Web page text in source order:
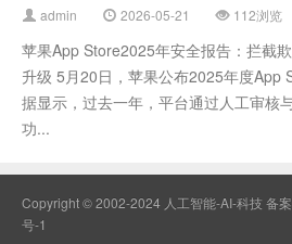
admin 2026-05-21 112浏览
苹果App Store2025年安全报告：拦截
升级 5月20日，苹果公布2025年度App
据显示，过去一年，平台通过人工审核
功...
Copyright © 2002-2024 人工智能-AI-科技 备案
号-1